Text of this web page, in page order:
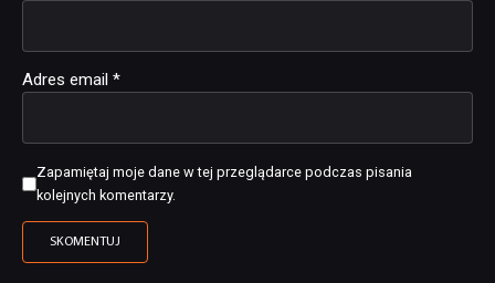
Adres email *
Zapamiętaj moje dane w tej przeglądarce podczas pisania
kolejnych komentarzy.